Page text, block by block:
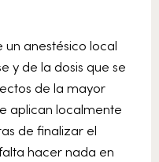
anestésico local
y de la dosis que se
de la mayor
aplican localmente
de finalizar el
hacer nada en